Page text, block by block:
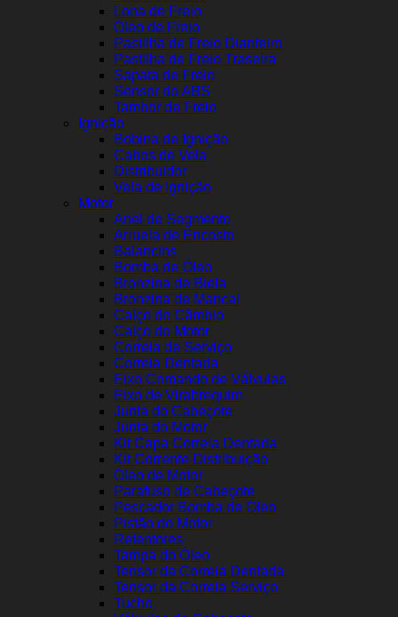
Lona de Freio
Óleo de Freio
Pastilha de Freio Dianteiro
Pastilha de Freio Traseira
Sapata de Freio
Sensor do ABS
Tambor de Freio
Ignição
Bobina de Ignição
Cabos de Vela
Distribuidor
Vela de Ignição
Motor
Anel de Segmento
Arruela de Encosto
Balancins
Bomba de Óleo
Bronzina de Biela
Bronzina de Mancal
Calço do Câmbio
Calço do Motor
Correia de Serviço
Correia Dentada
Eixo Comando de Válvulas
Eixo de Virabrequim
Junta do Cabeçote
Junta do Motor
Kit Capa Correia Dentada
Kit Corrente Distribuição
Óleo de Motor
Parafuso de Cabeçote
Pescador Bomba de Óleo
Pistão do Motor
Retentores
Tampa do Óleo
Tensor da Correia Dentada
Tensor da Correia Serviço
Tucho